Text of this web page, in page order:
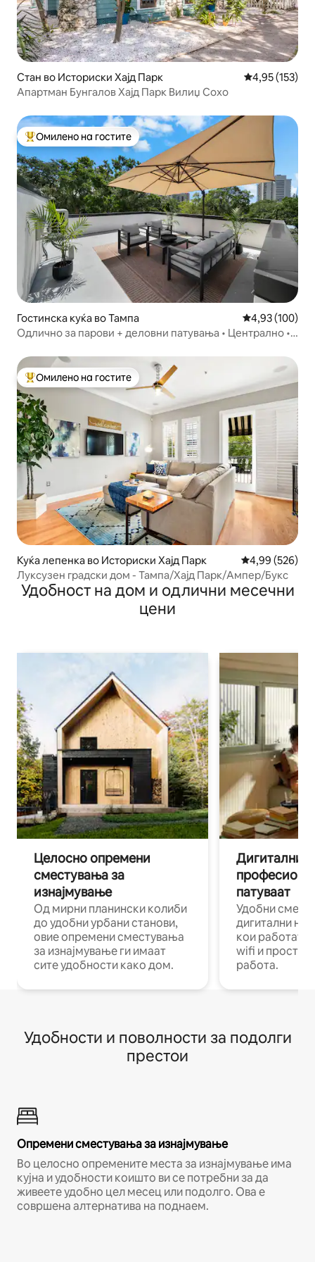
Стан во Историски Хајд Парк Просечна
4,95 (153)
Апартман Бунгалов Хајд Парк Вилиџ Сохо
Меѓу најуспешните „Омилени на гостите“
Омилено на гостите
Гостинска куќа во Тампа Просечна
4,93 (100)
Одлично за парови + деловни патувања • Централно •
Меѓу најуспешните „Омилени на гостите“
Омилено на гостите
Куќа лепенка во Историски Хајд Парк Просечна
4,99 (526)
Луксузен градски дом - Тампа/Хајд Парк/Ампер/Букс
Удобност на дом и одлични месечни
цени
Целосно опремени
сместувања за
изнајмување
Од мирни планински колиби
до удобни урбани станови,
овие опремени сместувања
за изнајмување ги имаат
сите удобности како дом.
Дигитални
патуваат
Удобни
дигитални
кои работат
wifi и
работа.
Удобности и поволности за подолги
престои
Опремени сместувања за изнајмување
Во целосно опремените места за изнајмување има
кујна и удобности коишто ви се потребни за да
живеете удобно цел месец или подолго. Ова е
совршена алтернатива на поднаем.